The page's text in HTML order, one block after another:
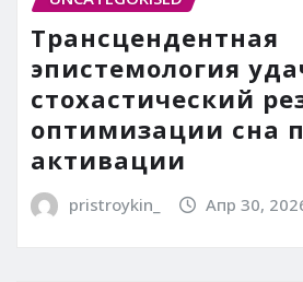
Трансцендентная
эпистемология
стохастический
оптимизации сна
активации
pristroykin_ Апр 30,